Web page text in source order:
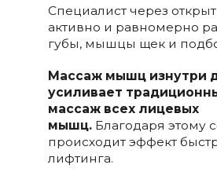
Специалист через
активно и равномерно
губы, мышцы щек и
Массаж мышц изнутри
усиливает
массаж всех лицевых
мышц.Благодаря этому
происходит эффект
лифтинга.